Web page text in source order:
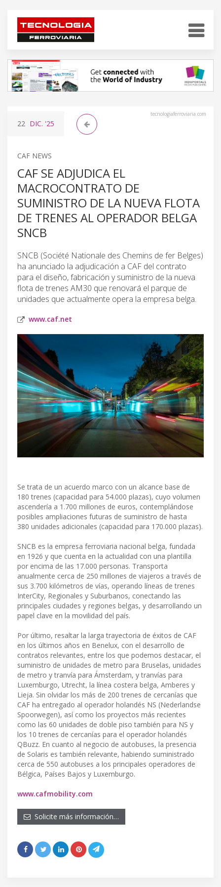
tecnologiaferroviaria.com
22 DIC. '25
CAF NEWS
CAF SE ADJUDICA EL
MACROCONTRATO DE
SUMINISTRO DE LA NUEVA FLOTA
DE TRENES AL OPERADOR BELGA
SNCB
SNCB (Société Nationale des Chemins de fer Belges)
ha anunciado la adjudicación a CAF del contrato
para el diseño, fabricación y suministro de la nueva
flota de trenes AM30 que renovará el parque de
unidades que actualmente opera la empresa belga.
www.caf.net
Se trata de un acuerdo marco con un alcance base de
180 trenes (capacidad para 54.000 plazas), cuyo volumen
ascendería a 1.700 millones de euros, contemplándose
posibles ampliaciones futuras de suministro de hasta
380 unidades adicionales (capacidad para 170.000 plazas).
SNCB es la empresa ferroviaria nacional belga, fundada
en 1926 y que cuenta en la actualidad con una plantilla
por encima de las 17.000 personas. Transporta
anualmente cerca de 250 millones de viajeros a través de
sus 3.700 kilómetros de vías, operando líneas de trenes
InterCity, Regionales y Suburbanos, conectando las
principales ciudades y regiones belgas, y desarrollando un
papel clave en la movilidad del país.
Por último, resaltar la larga trayectoria de éxitos de CAF
en los últimos años en Benelux, con el desarrollo de
contratos relevantes, entre los que podemos destacar, el
suministro de unidades de metro para Bruselas, unidades
de metro y tranvía para Ámsterdam, y tranvías para
Luxemburgo, Utrecht, la línea costera belga, Amberes y
Lieja. Sin olvidar los más de 200 trenes de cercanías que
CAF ha entregado al operador holandés NS (Nederlandse
Spoorwegen), así como los proyectos más recientes
como las 60 unidades de doble piso también para NS y
los 10 trenes de cercanías para el operador holandés
QBuzz. En cuanto al negocio de autobuses, la presencia
de Solaris es también relevante, habiendo suministrado
cerca de 550 autobuses a los principales operadores de
Bélgica, Países Bajos y Luxemburgo.
www.cafmobility.com
Solicite más información…